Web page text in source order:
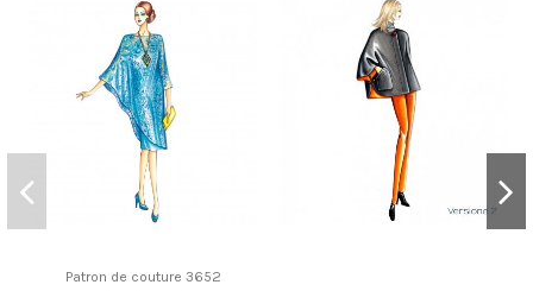
Patron de couture 3652